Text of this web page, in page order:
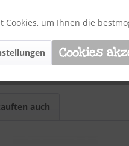
Material der
Karton. Flächenmasse des
violett.
auch
Cookies, um Ihnen die
Cookies